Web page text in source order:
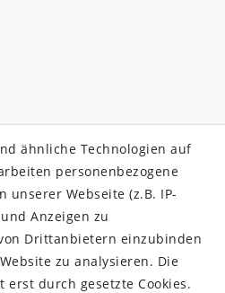
ähnliche Technologien auf
personenbezogene
unserer Webseite (z.B. IP-
Anzeigen zu
Drittanbietern einzubinden
zu analysieren. Die
durch gesetzte Cookies.